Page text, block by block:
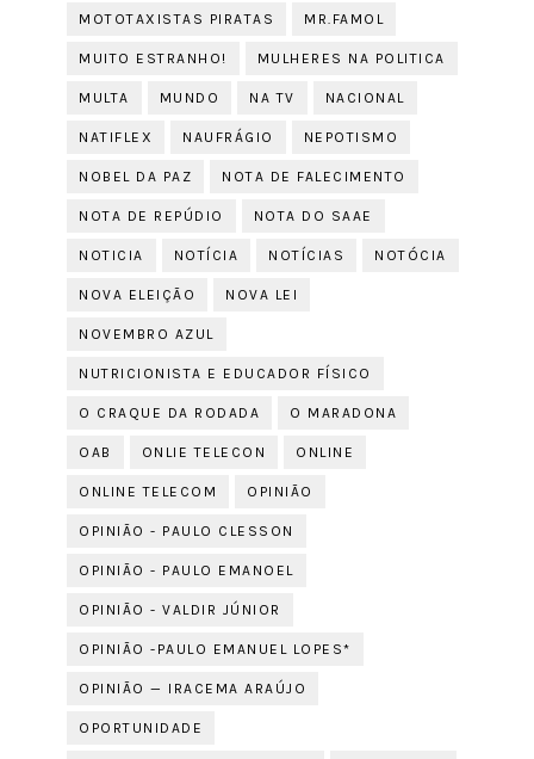
MOTOTAXISTAS PIRATAS MR.FAMOL
MUITO ESTRANHO! MULHERES NA POLITICA
MULTA MUNDO NA TV NACIONAL
NATIFLEX NAUFRÁGIO NEPOTISMO
NOBEL DA PAZ NOTA DE FALECIMENTO
NOTA DE REPÚDIO NOTA DO SAAE
NOTICIA NOTÍCIA NOTÍCIAS NOTÓCIA
NOVA ELEIÇÃO NOVA LEI
NOVEMBRO AZUL
NUTRICIONISTA E EDUCADOR FÍSICO
O CRAQUE DA RODADA O MARADONA
OAB ONLIE TELECON ONLINE
ONLINE TELECOM OPINIÃO
OPINIÃO - PAULO CLESSON
OPINIÃO - PAULO EMANOEL
OPINIÃO - VALDIR JÚNIOR
OPINIÃO -PAULO EMANUEL LOPES*
OPINIÃO — IRACEMA ARAÚJO
OPORTUNIDADE